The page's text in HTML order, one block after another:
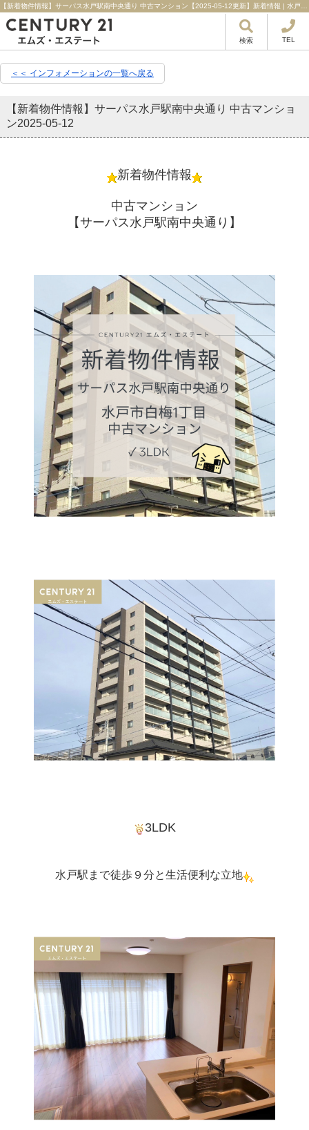
検索 TEL
＜＜ インフォメーションの一覧へ戻る
【新着物件情報】サーパス水戸駅南中央通り 中古マンショ
ン2025-05-12
新着物件情報
中古マンション
【サーパス水戸駅南中央通り】
3LDK
水戸駅まで徒歩９分と生活便利な立地